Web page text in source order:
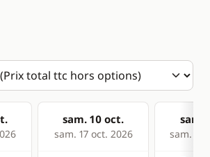
sam. 10 oct.
sam. 17 oct. 2026
sam.
sam. 24